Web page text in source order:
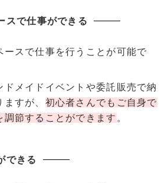
スで仕事ができる
ースで仕事を行うことが可能で
ドメイドイベントや委託販売で納
すが、 初心者さんでもご自身で
調節することができます 。
できる